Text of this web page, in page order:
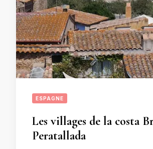
ESPAGNE
Les villages de la costa
Peratallada